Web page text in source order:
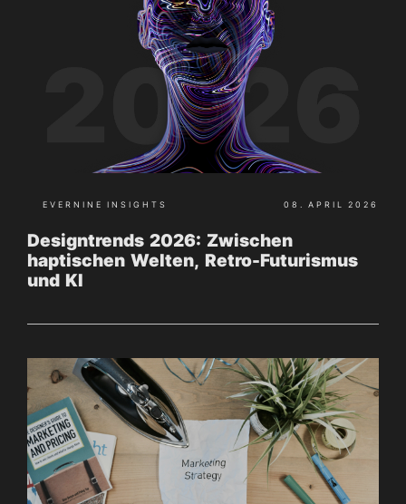
Designtrends 2026: Zwischen
haptischen Welten, Retro-Futurismus
und KI
EVERNINE INSIGHTS 08. APRIL 2026